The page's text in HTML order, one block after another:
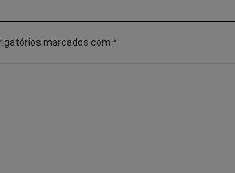
marcados com *